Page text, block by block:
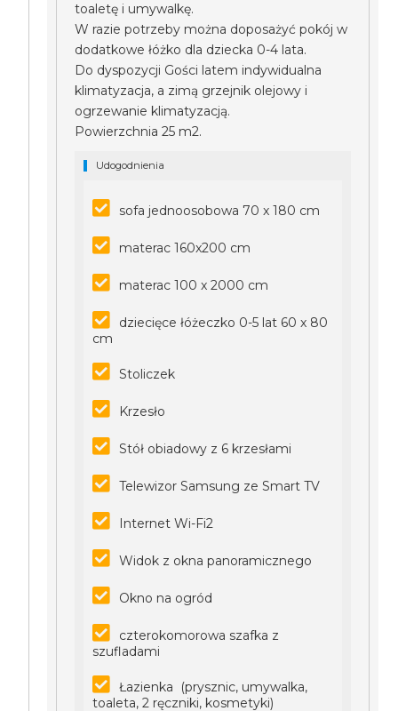
toaletę i umywalkę.
W razie potrzeby można doposażyć pokój w
dodatkowe łóżko dla dziecka 0-4 lata.
Do dyspozycji Gości latem indywidualna
klimatyzacja, a zimą grzejnik olejowy i
ogrzewanie klimatyzacją.
Powierzchnia 25 m2.
Udogodnienia
sofa jednoosobowa 70 x 180 cm
materac 160x200 cm
materac 100 x 2000 cm
dziecięce łóżeczko 0-5 lat 60 x 80
cm
Stoliczek
Krzesło
Stół obiadowy z 6 krzesłami
Telewizor Samsung ze Smart TV
Internet Wi-Fi2
Widok z okna panoramicznego
Okno na ogród
czterokomorowa szafka z
szufladami
Łazienka (prysznic, umywalka,
toaleta, 2 ręczniki, kosmetyki)